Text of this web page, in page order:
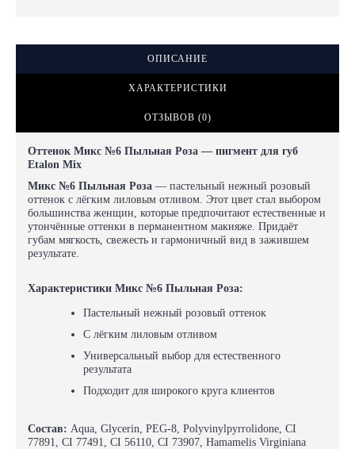
ОПИСАНИЕ
ХАРАКТЕРИСТИКИ
ОТЗЫВОВ (0)
Оттенок Микс №6 Пыльная Роза — пигмент для губ
Etalon Mix
Микс №6 Пыльная Роза — пастельный нежный розовый
оттенок с лёгким лиловым отливом. Этот цвет стал выбором
большинства женщин, которые предпочитают естественные и
утончённые оттенки в перманентном макияже. Придаёт
губам мягкость, свежесть и гармоничный вид в зажившем
результате.
Характеристики Микс №6 Пыльная Роза:
Пастельный нежный розовый оттенок
С лёгким лиловым отливом
Универсальный выбор для естественного
результата
Подходит для широкого круга клиентов
Состав: Aqua, Glycerin, PEG-8, Polyvinylpyrrolidone, CI
77891, CI 77491, CI 56110, CI 73907, Hamamelis Virginiana